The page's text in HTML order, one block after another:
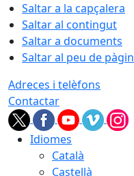
Saltar a la capçalera
Saltar al contingut
Saltar a documents
Saltar al peu de
Adreces i telèfons
Contactar
Idiomes
Català
Castellà